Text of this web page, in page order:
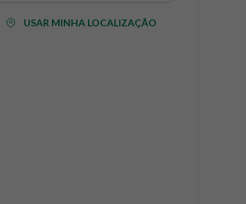
USAR MINHA LOCALIZAÇÃO